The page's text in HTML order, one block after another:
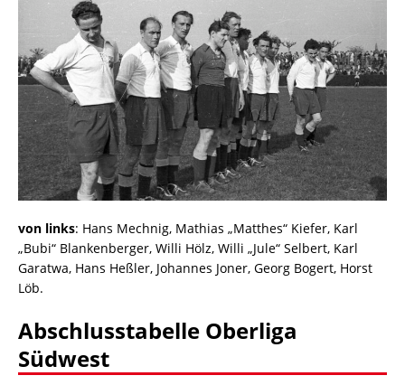
von links: Hans Mechnig, Mathias „Matthes“ Kiefer, Karl
„Bubi“ Blankenberger, Willi Hölz, Willi „Jule“ Selbert, Karl
Garatwa, Hans Heßler, Johannes Joner, Georg Bogert, Horst
Löb.
Abschlusstabelle Oberliga
Südwest